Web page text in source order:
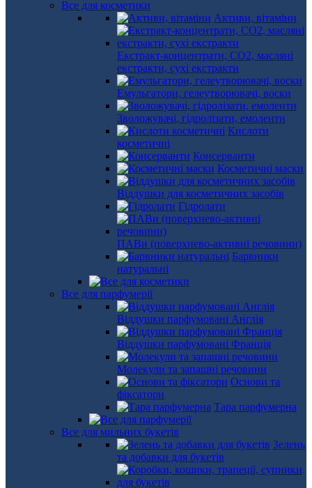
Все для косметики
Активи, вітаміни
Екстракт-концентрати, СО2, масляні
екстракти, сухі екстракти
Емульгатори, гелеутворювачі, воски
Зволожувачі, гідролізати, емоленти
Кислоти
косметичні
Консерванти
Косметичні маски
Віддушки для косметичних засобів
Гідролати
ПАВи (поверхнево-активні речовини)
Барвники
натуральні
Все для парфумерії
Віддушки парфумовані Англія
Віддушки парфумовані Франція
Молекули та запашні речовини
Основи та
фіксатори
Тара парфумерна
Все для мильних букетів
Зелень
та добавки для букетів